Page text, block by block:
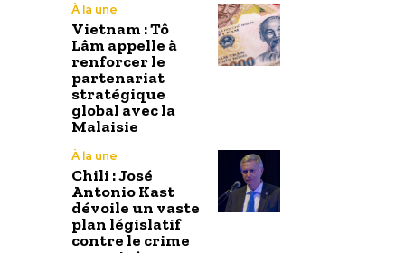
À la une
Vietnam : Tô
Lâm appelle à
renforcer le
partenariat
stratégique
global avec la
Malaisie
À la une
Chili : José
Antonio Kast
dévoile un vaste
plan législatif
contre le crime